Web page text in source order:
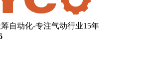
自动化-专注气动行业15年